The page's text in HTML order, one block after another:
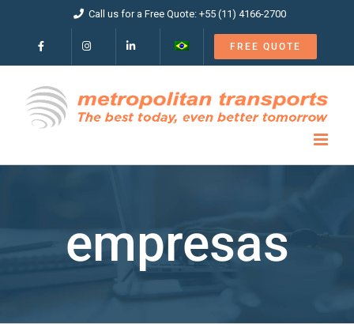
content
Call us for a Free Quote: +55 (11) 4166-2700
FREE QUOTE
empresas